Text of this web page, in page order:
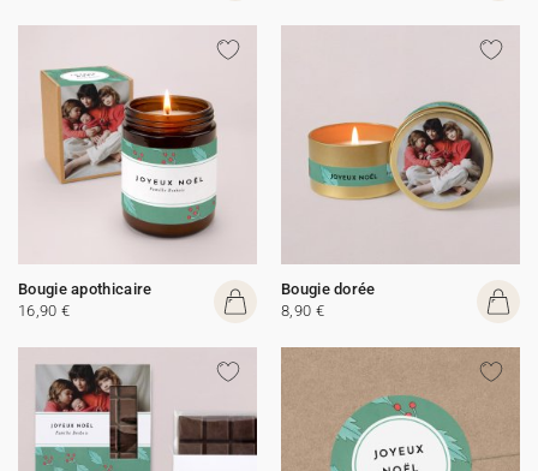
Bougie apothicaire
16,90 €
Bougie dorée
8,90 €